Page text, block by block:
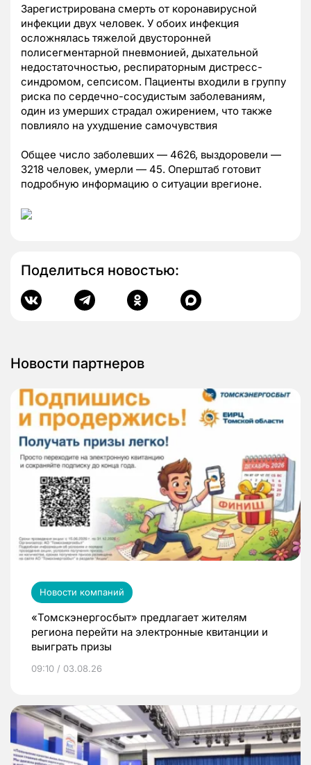
Зарегистрирована смерть от коронавирусной
инфекции двух человек. У обоих инфекция
осложнялась тяжелой двусторонней
полисегментарной пневмонией, дыхательной
недостаточностью, респираторным дистресс-
синдромом, сепсисом. Пациенты входили в группу
риска по сердечно-сосудистым заболеваниям,
один из умерших страдал ожирением, что также
повлияло на ухудшение самочувствия
Общее число заболевших — 4626, выздоровели —
3218 человек, умерли — 45. Оперштаб готовит
подробную информацию о ситуации врегионе.
Поделиться новостью:
Новости партнеров
Новости компаний
«Томскэнергосбыт» предлагает жителям
региона перейти на электронные квитанции и
выиграть призы
09:10 / 03.08.26